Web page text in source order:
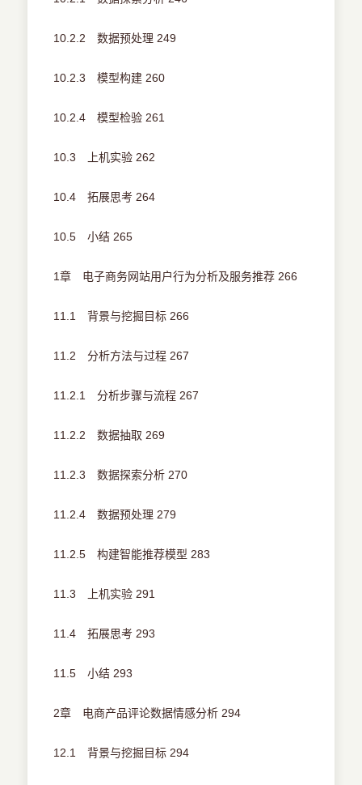
10.2.2 数据预处理 249
10.2.3 模型构建 260
10.2.4 模型检验 261
10.3 上机实验 262
10.4 拓展思考 264
10.5 小结 265
1章 电子商务网站用户行为分析及服务推荐 266
11.1 背景与挖掘目标 266
11.2 分析方法与过程 267
11.2.1 分析步骤与流程 267
11.2.2 数据抽取 269
11.2.3 数据探索分析 270
11.2.4 数据预处理 279
11.2.5 构建智能推荐模型 283
11.3 上机实验 291
11.4 拓展思考 293
11.5 小结 293
2章 电商产品评论数据情感分析 294
12.1 背景与挖掘目标 294